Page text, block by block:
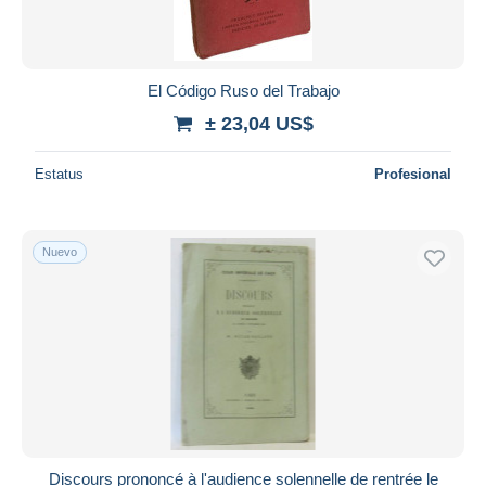
El Código Ruso del Trabajo
± 23,04 US$
Estatus Profesional
Nuevo
Discours prononcé à l'audience solennelle de rentrée le